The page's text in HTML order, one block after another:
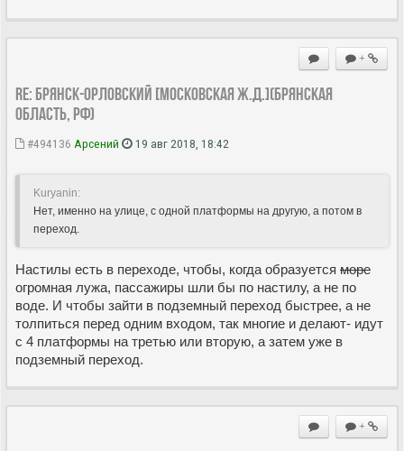
+
Re: Брянск-Орловский [Московская ж.д.](Брянская
область, РФ)
#494136 Арсений 19 авг 2018, 18:42
Kuryanin:
Нет, именно на улице, с одной платформы на другую, а потом в
переход.
Настилы есть в переходе, чтобы, когда образуется море
огромная лужа, пассажиры шли бы по настилу, а не по
воде. И чтобы зайти в подземный переход быстрее, а не
толпиться перед одним входом, так многие и делают- идут
с 4 платформы на третью или вторую, а затем уже в
подземный переход.
+